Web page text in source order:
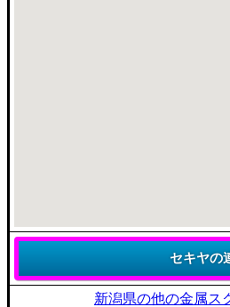
新潟県の他の金属ス